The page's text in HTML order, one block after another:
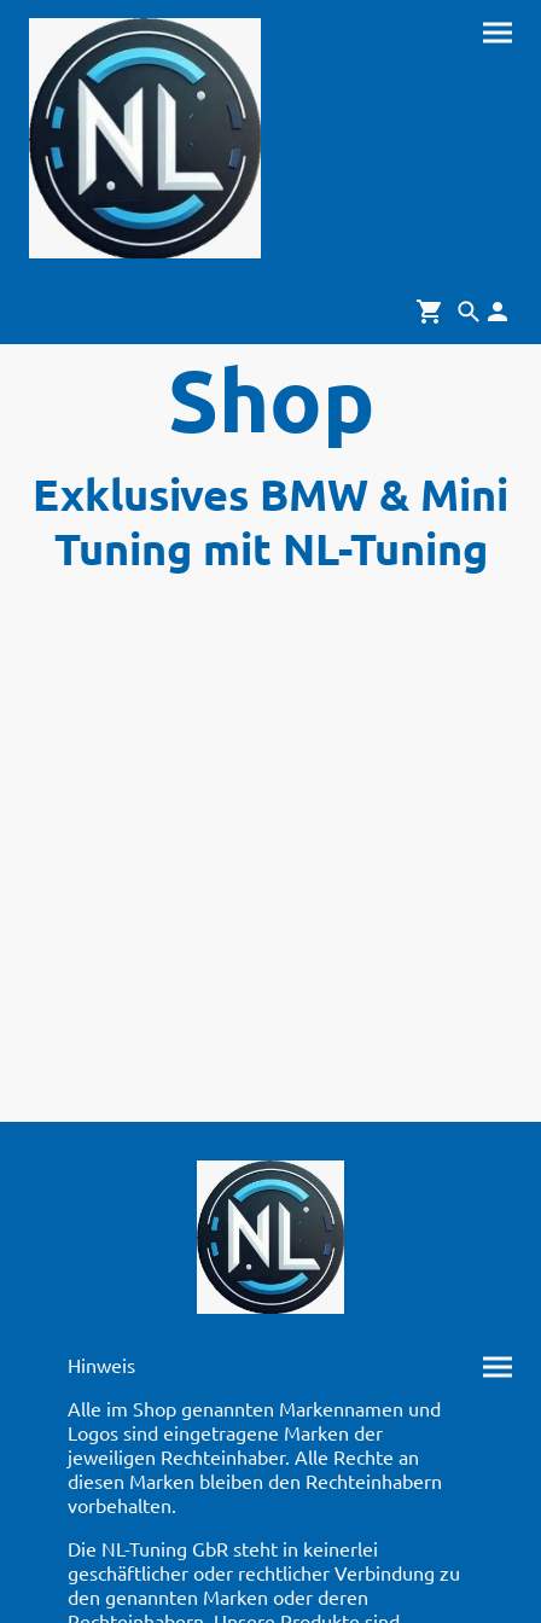
Shop
Exklusives BMW & Mini
Tuning mit NL-Tuning
Hinweis
Alle im Shop genannten Markennamen und
Logos sind eingetragene Marken der
jeweiligen Rechteinhaber. Alle Rechte an
diesen Marken bleiben den Rechteinhabern
vorbehalten.
Die NL-Tuning GbR steht in keinerlei
geschäftlicher oder rechtlicher Verbindung zu
den genannten Marken oder deren